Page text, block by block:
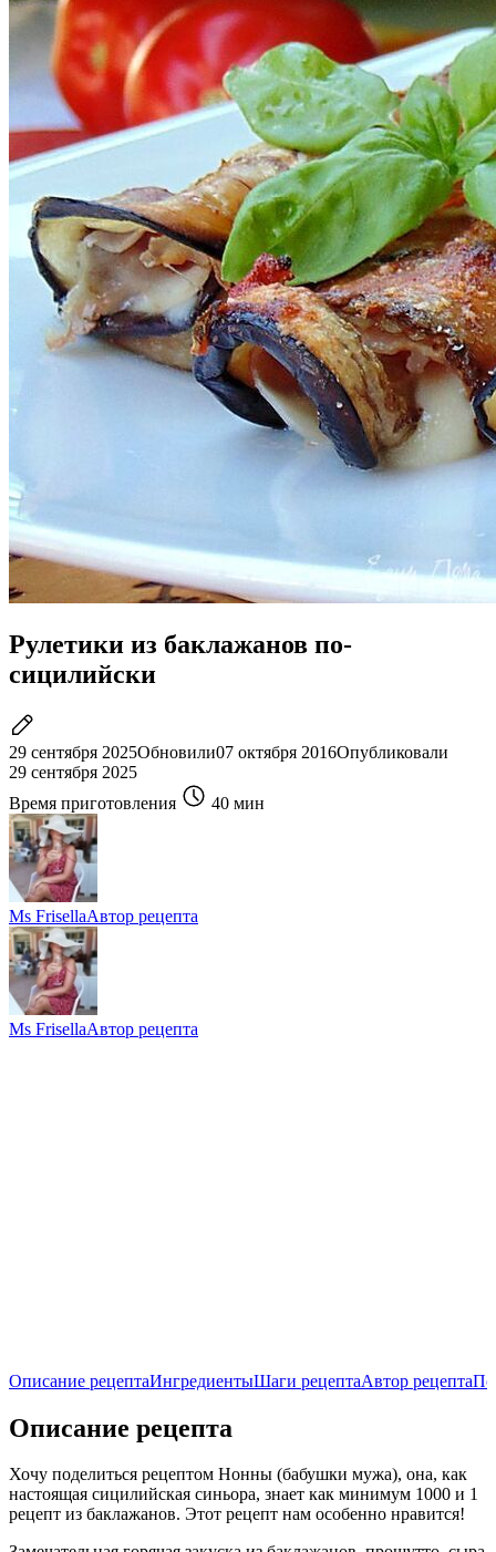
Рулетики из баклажанов по-
сицилийски
29 сентября 2025Обновили07 октября 2016Опубликовали
29 сентября 2025
Время приготовления
40 мин
Ms FrisellaАвтор рецепта
Ms FrisellaАвтор рецепта
Описание рецептаИнгредиентыШаги рецептаАвтор рецепта
Описание рецепта
Хочу поделиться рецептом Нонны (бабушки мужа), она, как
настоящая сицилийская синьора, знает как минимум 1000 и 1
рецепт из баклажанов. Этот рецепт нам особенно нравится!